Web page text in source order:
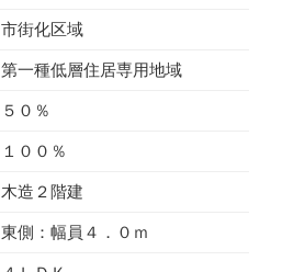
市街化区域
第一種低層住居専用地域
５０％
１００％
木造２階建
東側：幅員４．０ｍ